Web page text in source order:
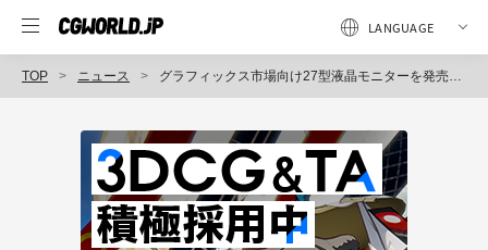
TOP ニュース グラフィックス市場向け27型液晶モニターを発売、24.1型「ColorEdge CS270」と併せて初級者向けラインナップを拡充（EIZO）